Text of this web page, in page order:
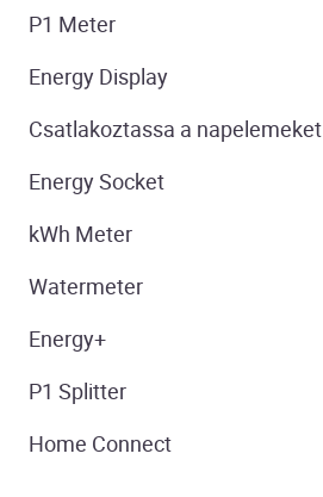
P1 Meter
Energy Display
Csatlakoztassa a napelemeket
Energy Socket
kWh Meter
Watermeter
Energy+
P1 Splitter
Home Connect